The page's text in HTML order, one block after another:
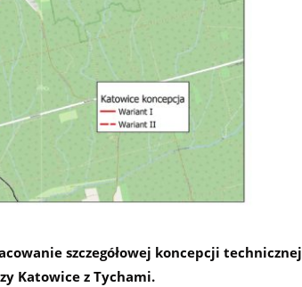
szczegółowej koncepcji technicznej
Katowice z Tychami.